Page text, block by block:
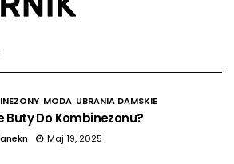
MODA UBRANIA DAMSKIE
Buty Do Kombinezonu?
Maj 19, 2025